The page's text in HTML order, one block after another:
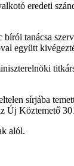
eredeti
tanácsa
együtt
sírjába
Köztemető
alól.